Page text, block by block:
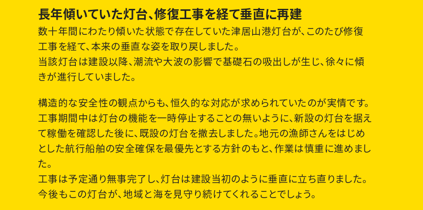
長年傾いていた灯台、修復工事を経て垂直に再建
数十年間にわたり傾いた状態で存在していた津居山港灯台が、このたび修復
工事を経て、本来の垂直な姿を取り戻しました。
当該灯台は建設以降、潮流や大波の影響で基礎石の吸出しが生じ、徐々に傾
きが進行していました。
構造的な安全性の観点からも、恒久的な対応が求められていたのが実情です。
工事期間中は灯台の機能を一時停止することの無いように、新設の灯台を据え
て稼働を確認した後に、既設の灯台を撤去しました。地元の漁師さんをはじめ
とした航行船舶の安全確保を最優先とする方針のもと、作業は慎重に進めまし
た。
工事は予定通り無事完了し、灯台は建設当初のように垂直に立ち直りました。
今後もこの灯台が、地域と海を見守り続けてくれることでしょう。